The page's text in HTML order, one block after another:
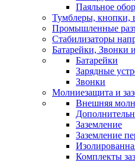
Паяльное
Тумблеры, кнопки,
Промышленные
Стабилизаторы
Батарейки, Звонки
Батарейки
Зарядные
Звонки
Молниезащита и
Внешняя
Заземление
Заземление
Комплекты